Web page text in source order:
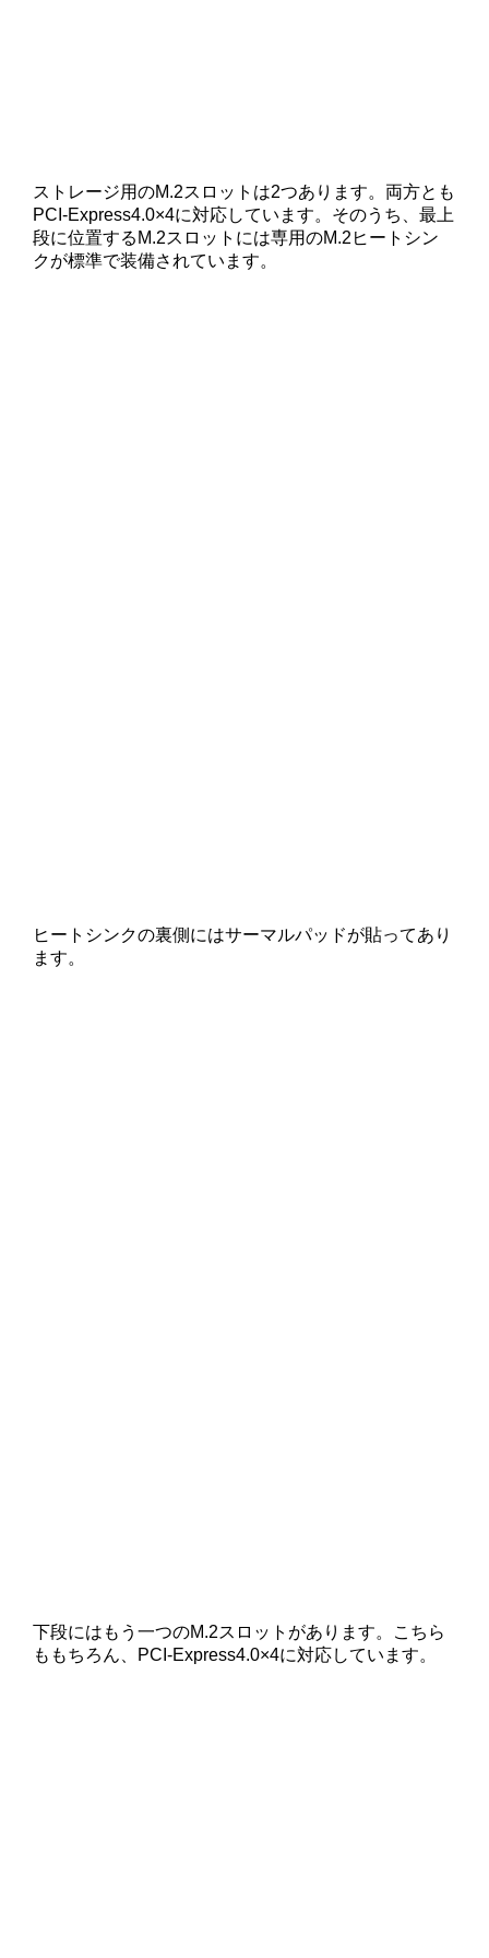
ストレージ用のM.2スロットは2つあります。両方とも
PCI-Express4.0×4に対応しています。そのうち、最上
段に位置するM.2スロットには専用のM.2ヒートシン
クが標準で装備されています。
ヒートシンクの裏側にはサーマルパッドが貼ってあり
ます。
下段にはもう一つのM.2スロットがあります。こちら
ももちろん、PCI-Express4.0×4に対応しています。